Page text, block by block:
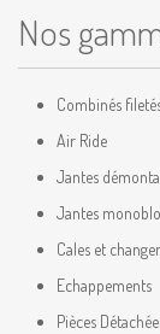
Nos
Combinés
Air Ride
Jantes
Jantes
Cales et
Echappements
Pièces